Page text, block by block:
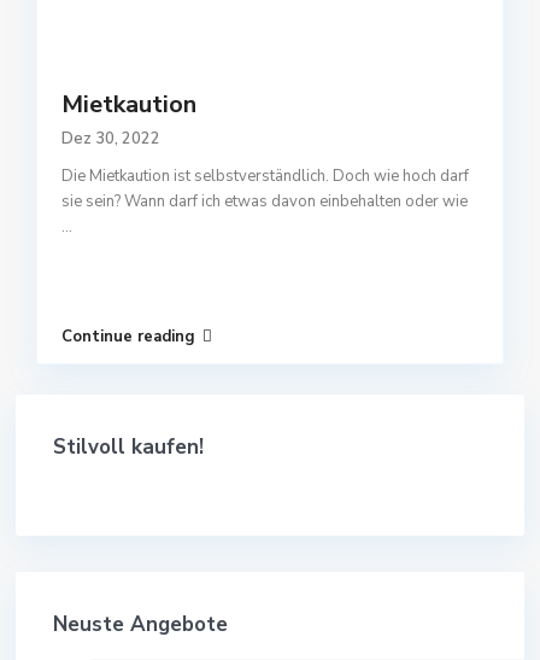
Mietkaution
Dez 30, 2022
Die Mietkaution ist selbstverständlich. Doch wie hoch darf
sie sein? Wann darf ich etwas davon einbehalten oder wie
...
Continue reading
Stilvoll kaufen!
Neuste Angebote